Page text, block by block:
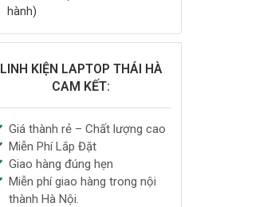
hành)
LINH KIỆN LAPTOP THÁI HÀ
CAM KẾT:
Giá thành rẻ – Chất lượng cao
Miễn Phí Lắp Đặt
Giao hàng đúng hẹn
Miễn phí giao hàng trong nội
thành Hà Nội.